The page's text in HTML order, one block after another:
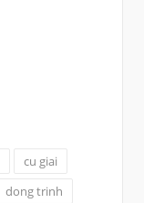
cu giai
dong trinh